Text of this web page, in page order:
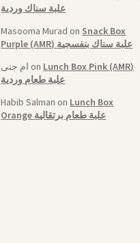
علبة سناك وردية
Masooma Murad on Snack Box
Purple (AMR) علبة سناك بنفسجية
ام جنى on Lunch Box Pink (AMR)
علبة طعام وردية
Habib Salman on Lunch Box
Orange علبة طعام برتقالية